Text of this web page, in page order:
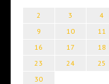
2
3 4
9
10 11
16
17 18
23
24 25
30